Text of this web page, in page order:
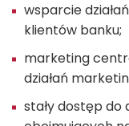
wsparcie
klientów banku;
marketing
działań
stały dostęp